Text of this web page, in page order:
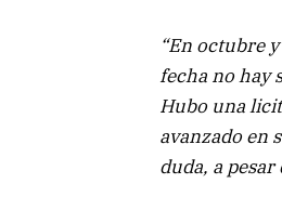
“En octubre
fecha no hay
Hubo una
avanzado en
duda, a pesar